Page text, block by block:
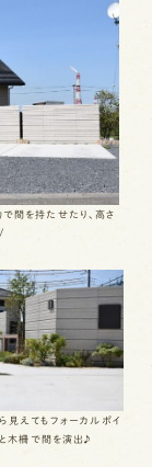
間を持たせたり、高さ
見えてもフォーカルポイ
と木柵で間を演出♪